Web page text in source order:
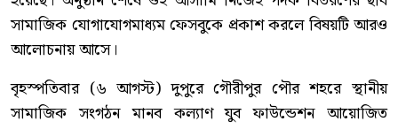
সামাজিক যোগাযোগমাধ্যম ফেসবুকে প্রকাশ করলে বিষয়টি আরও
আলোচনায় আসে।
বৃহস্পতিবার (৬ আগস্ট) দুপুরে গৌরীপুর পৌর শহরে স্থানীয়
সামাজিক সংগঠন মানব কল্যাণ যুব ফাউন্ডেশন আয়োজিত